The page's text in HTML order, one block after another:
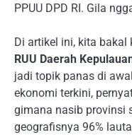
PPUU DPD RI. Gila
Di artikel ini, kita
RUU Daerah
jadi topik panas di
ekonomi terkini,
gimana nasib provinsi
geografisnya 96%